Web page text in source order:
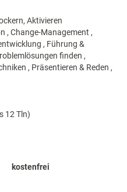
Aktivieren
, Change-Management ,
, Führung &
finden ,
, Präsentieren & Reden ,
12 Tln)
kostenfrei